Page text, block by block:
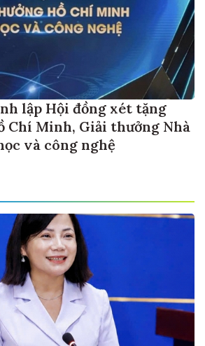
lập Hội đồng xét tặng
Chí Minh, Giải thưởng Nhà
và công nghệ